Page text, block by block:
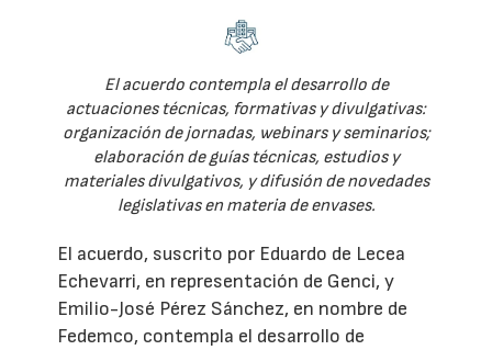
El acuerdo contempla el desarrollo de
actuaciones técnicas, formativas y divulgativas:
organización de jornadas, webinars y seminarios;
elaboración de guías técnicas, estudios y
materiales divulgativos, y difusión de novedades
legislativas en materia de envases.
El acuerdo, suscrito por Eduardo de Lecea
Echevarri, en representación de Genci, y
Emilio-José Pérez Sánchez, en nombre de
Fedemco, contempla el desarrollo de